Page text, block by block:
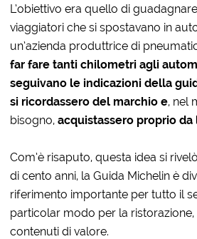
L’obiettivo era quello di
viaggiatori che si spostavano in
un’azienda produttrice di
far fare tanti chilometri agli
seguivano le indicazioni della
si ricordassero del marchio e, nel
bisogno,acquistassero proprio da
Com’è risaputo, questa idea si
di cento anni, la Guida Michelin è
riferimento importante per tutto il
particolar modo per la ristorazione,
contenuti di valore.